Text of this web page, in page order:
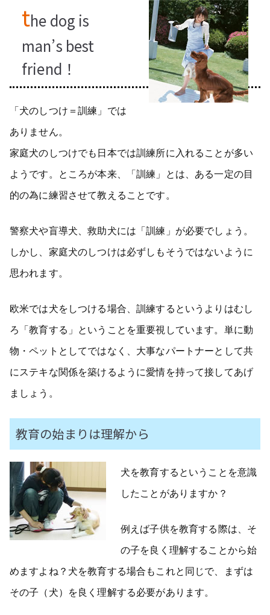
the dog is
man’s best
friend！
「犬のしつけ＝訓練」では
ありません。
家庭犬のしつけでも日本では訓練所に入れることが多い
ようです。ところが本来、「訓練」とは、ある一定の目
的の為に練習させて教えることです。
警察犬や盲導犬、救助犬には「訓練」が必要でしょう。
しかし、家庭犬のしつけは必ずしもそうではないように
思われます。
欧米では犬をしつける場合、訓練するというよりはむし
ろ「教育する」ということを重要視しています。単に動
物・ペットとしてではなく、大事なパートナーとして共
にステキな関係を築けるように愛情を持って接してあげ
ましょう。
教育の始まりは理解から
犬を教育するということを意識
したことがありますか？
例えば子供を教育する際は、そ
の子を良く理解することから始
めますよね？犬を教育する場合もこれと同じで、まずは
その子（犬）を良く理解する必要があります。